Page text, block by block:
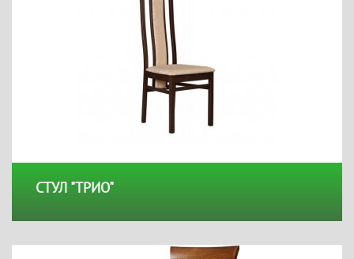
СТУЛ "ТРИО"